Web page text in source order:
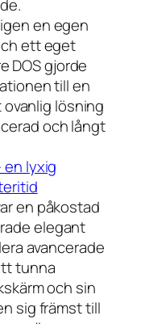
en egen
ett eget
DOS gjorde
till en
lösning
och långt
en lyxig
en påkostad
elegant
avancerade
tunna
och sin
sig främst till